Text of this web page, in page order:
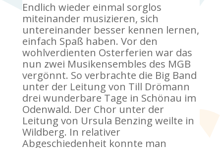
Endlich wieder einmal sorglos
miteinander musizieren, sich
untereinander besser kennen lernen,
einfach Spaß haben. Vor den
wohlverdienten Osterferien war das
nun zwei Musikensembles des MGB
vergönnt. So verbrachte die Big Band
unter der Leitung von Till Drömann
drei wunderbare Tage in Schönau im
Odenwald. Der Chor unter der
Leitung von Ursula Benzing weilte in
Wildberg. In relativer
Abgeschiedenheit konnte man